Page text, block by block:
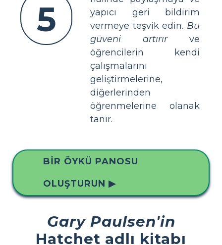
5
yapıcı geri bildirim
vermeye teşvik edin. Bu
güveni artırırve
öğrencilerin kendi
çalışmalarını
geliştirmelerine,
diğerlerinden
öğrenmelerine olanak
tanır.
BIR ÖYKÜ PANOSU
OLUŞTURUN ▶
Gary Paulsen'in
Hatchet adlı kitabı